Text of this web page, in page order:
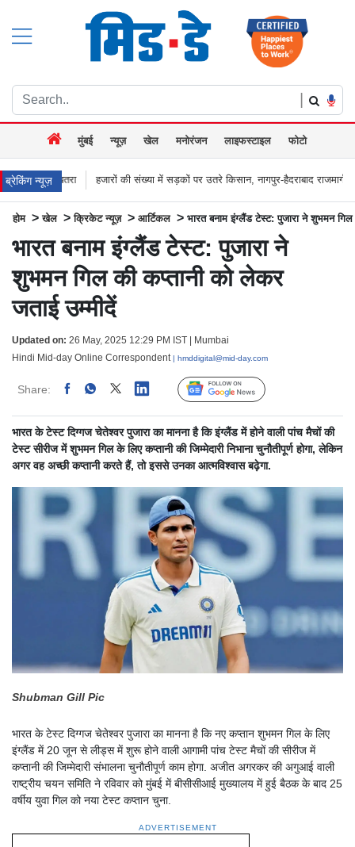
|
मुंबई न्यूज़ खेल मनोरंजन लाइफस्टाइल फोटो
ब्रेकिंग न्यूज़
की संख्या में सड़कों पर उतरे किसान, नागपुर-हैदराबाद राजमार्ग किया जाम, बच्चू कडू बोले
होम >खेल >क्रिकेट न्यूज़ > आर्टिकल > भारत बनाम इंग्लैंड टेस्ट: पुजारा ने शुभमन
भारत बनाम इंग्लैंड टेस्ट: पुजारा ने
शुभमन गिल की कप्तानी को लेकर
जताई उम्मीदें
Updated on: 26 May, 2025 12:29 PM IST | Mumbai
Hindi Mid-day Online Correspondent | hmddigital@mid-day.com
Share: Linked Follow Us
भारत के टेस्ट दिग्गज चेतेश्वर पुजारा का मानना है कि इंग्लैंड में होने वाली पांच मैचों की
टेस्ट सीरीज में शुभमन गिल के लिए कप्तानी की जिम्मेदारी निभाना चुनौतीपूर्ण होगा, लेकिन
अगर वह अच्छी कप्तानी करते हैं, तो इससे उनका आत्मविश्वास बढ़ेगा.
Shubman Gill Pic
भारत के टेस्ट दिग्गज चेतेश्वर पुजारा का मानना ​​है कि नए कप्तान शुभमन गिल के लिए
इंग्लैंड में 20 जून से लीड्स में शुरू होने वाली आगामी पांच टेस्ट मैचों की सीरीज में
कप्तानी की जिम्मेदारी संभालना चुनौतीपूर्ण काम होगा. अजीत अगरकर की अगुआई वाली
राष्ट्रीय चयन समिति ने रविवार को मुंबई में बीसीसीआई मुख्यालय में हुई बैठक के बाद 25
वर्षीय युवा गिल को नया टेस्ट कप्तान चुना.
ADVERTISEMENT